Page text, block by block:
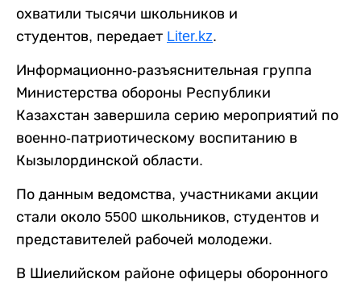
охватили тысячи школьников и
студентов, передает Liter.kz.
Информационно-разъяснительная группа
Министерства обороны Республики
Казахстан завершила серию мероприятий по
военно-патриотическому воспитанию в
Кызылординской области.
По данным ведомства, участниками акции
стали около 5500 школьников, студентов и
представителей рабочей молодежи.
В Шиелийском районе офицеры оборонного